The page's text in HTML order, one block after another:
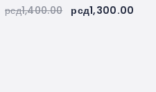
рсд1,400.00 рсд1,300.00